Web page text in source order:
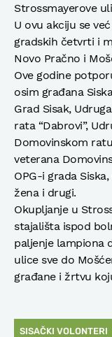
Strossmayerove
U ovu akciju se
gradskih četvrti i
Novo Pračno i
Ove godine
osim građana
Grad Sisak,
rata “Dabrovi”,
Domovinskom
veterana
OPG-i grada
žena i drugi.
Okupljanje u
stajališta ispod
paljenje lampiona
ulice sve do
građane i žrtvu
SISAČKI VOLONTERI